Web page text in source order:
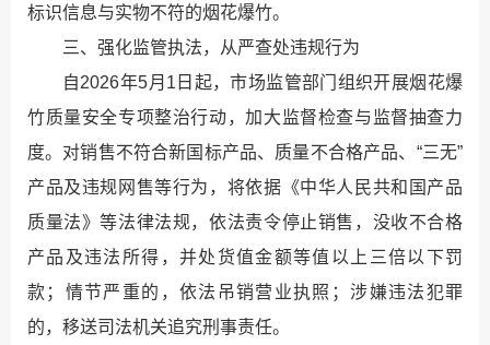
标识信息与实物不符的烟花爆竹。
三、强化监管执法，从严查处违规行为
自2026年5月1日起，市场监管部门组织开展烟花爆
竹质量安全专项整治行动，加大监督检查与监督抽查力
度。对销售不符合新国标产品、质量不合格产品、“三无”
产品及违规网售等行为，将依据《中华人民共和国产品
质量法》等法律法规，依法责令停止销售，没收不合格
产品及违法所得，并处货值金额等值以上三倍以下罚
款；情节严重的，依法吊销营业执照；涉嫌违法犯罪
的，移送司法机关追究刑事责任。